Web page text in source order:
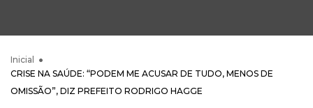
Inicial
CRISE NA SAÚDE: “PODEM ME ACUSAR DE TUDO, MENOS DE
OMISSÃO”, DIZ PREFEITO RODRIGO HAGGE